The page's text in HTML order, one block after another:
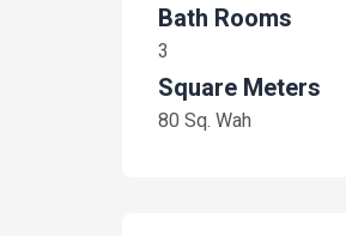
Bath Rooms
3
Square Meters
80 Sq. Wah